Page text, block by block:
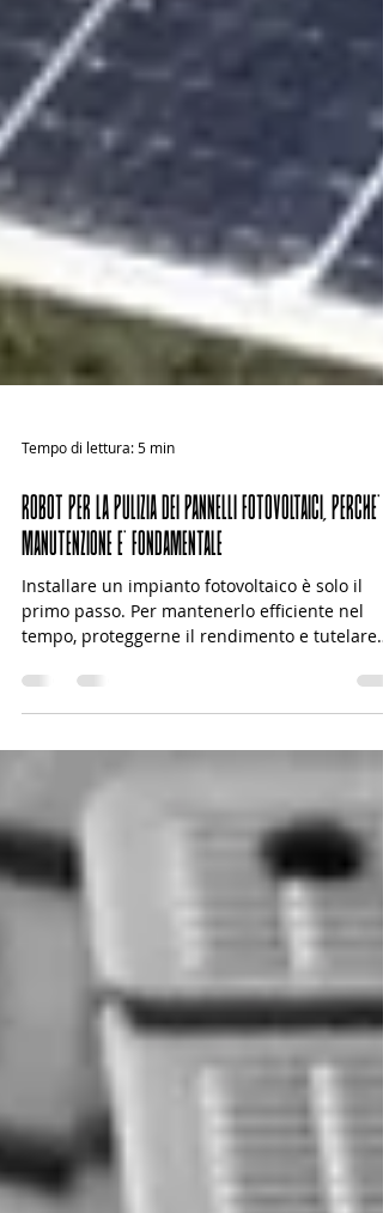
Tempo di lettura: 5 min
ROBOT PER LA PULIZIA DEI PANNELLI FOTOVOLTAICI, PERCHE' LA
MANUTENZIONE E' FONDAMENTALE
Installare un impianto fotovoltaico è solo il
tempo, proteggerne il rendimento e tutelare
l’investimento del cliente finale, è necessario
c’è la pulizia dei pannelli fotovoltaici. Polvere,
pollini, smog, foglie, sabbia, residui
deiezioni di uccelli e sporco accumulato sulle
superfici possono ridurre la capacità dei
moduli di a